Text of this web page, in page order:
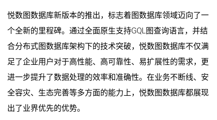
悦数图数据库新版本的推出，标志着图数据库领域迈向了一
个全新的里程碑。通过全面原生支持GQL图查询语言，并结
合分布式图数据库架构下的技术突破，悦数图数据库不仅满
足了企业用户对于高性能、高可靠性、易扩展性的需求，更
进一步提升了数据处理的效率和准确性。在业务不断线、安
全容灾、生态完善等多方面的能力上，悦数图数据库都展现
出了业界优先的优势。